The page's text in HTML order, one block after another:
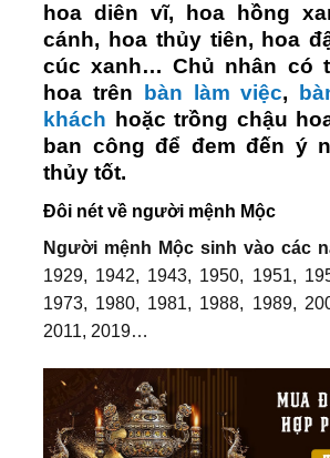
hoa diên vĩ, hoa hồng
cánh, hoa thủy tiên, hoa
cúc xanh… Chủ nhân có
hoa trên
bàn làm việc,
khách hoặc trồng chậu
ban công để đem đến ý
thủy tốt.
Đôi nét về người mệnh Mộc
Người mệnh Mộc sinh vào các
1929, 1942, 1943, 1950, 1951,
1973, 1980, 1981, 1988, 1989,
2011, 2019…